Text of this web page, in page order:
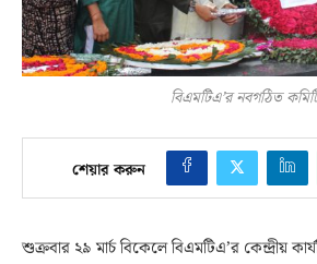
বিএমটিএ’র নবগঠিত
শেয়ার করুন
শুক্রবার ২৯ মার্চ বিকেলে বিএমটিএ’র কেন্দ্রীয়